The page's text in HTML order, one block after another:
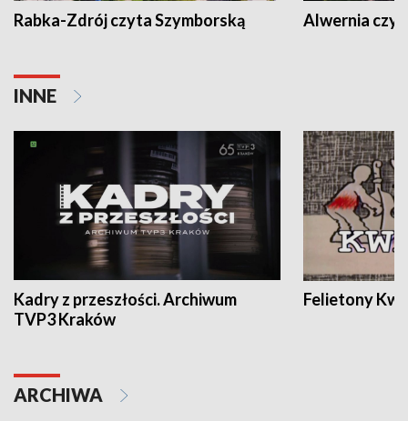
Rabka-Zdrój czyta Szymborską Alwernia
INNE
Kadry z przeszłości. Archiwum
TVP3 Kraków
Felietony
ARCHIWA